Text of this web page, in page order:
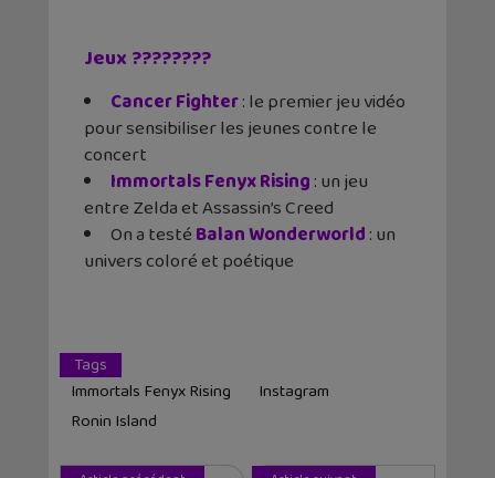
Jeux ????????
Cancer Fighter: le premier jeu vidéo
pour sensibiliser les jeunes contre le
concert
Immortals Fenyx Rising: un jeu
entre Zelda et Assassin’s Creed
On a testéBalan Wonderworld: un
univers coloré et poétique
Tags
Immortals Fenyx Rising
Instagram
Ronin Island